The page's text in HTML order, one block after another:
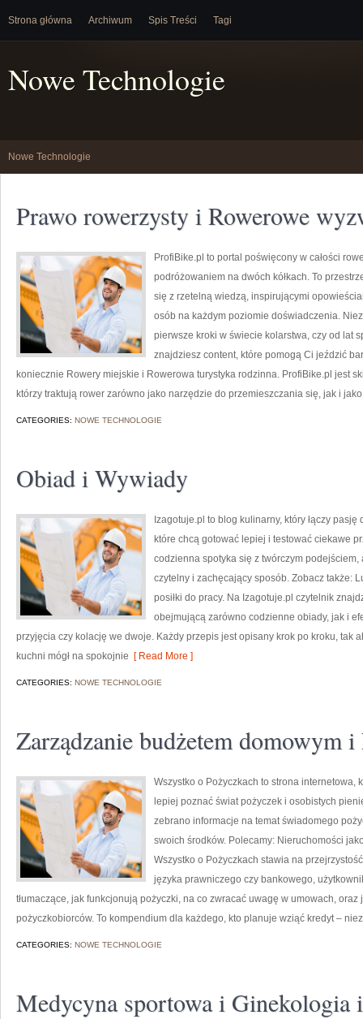
Strona główna Archiwum Spis Treści Tagi
Nowe Technologie
Nowe Technologie
Prawo rowerzysty i Rowerowe
ProfiBike.pl to portal poświęcony w całości
podróżowaniem na dwóch kółkach. To
się z rzetelną wiedzą, inspirującymi
osób na każdym poziomie doświadczenia.
pierwsze kroki w świecie kolarstwa, czy od lat
znajdziesz content, które pomogą Ci jeździć
koniecznie Rowery miejskie i Rowerowa turystyka rodzinna. ProfiBike.pl jest
którzy traktują rower zarówno jako narzędzie do przemieszczania się, jak i
CATEGORIES: NOWE TECHNOLOGIE
Obiad i Wywiady
Izagotuje.pl to blog kulinarny, który łączy
które chcą gotować lepiej i testować ciekawe
codzienna spotyka się z twórczym
czytelny i zachęcający sposób. Zobacz także:
posiłki do pracy. Na Izagotuje.pl czytelnik
obejmującą zarówno codzienne obiady, jak i
przyjęcia czy kolację we dwoje. Każdy przepis jest opisany krok po kroku, tak
kuchni mógł na spokojnie [ Read More ]
CATEGORIES: NOWE TECHNOLOGIE
Zarządzanie budżetem domowym
Wszystko o Pożyczkach to strona internetowa,
lepiej poznać świat pożyczek i osobistych
zebrano informacje na temat świadomego
swoich środków. Polecamy: Nieruchomości
Wszystko o Pożyczkach stawia na
języka prawniczego czy bankowego,
tłumaczące, jak funkcjonują pożyczki, na co zwracać uwagę w umowach,
pożyczkobiorców. To kompendium dla każdego, kto planuje wziąć kredyt –
CATEGORIES: NOWE TECHNOLOGIE
Medycyna sportowa i Ginekologia